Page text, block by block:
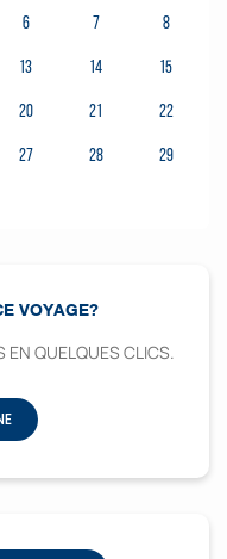
6 7 8
13 14 15
20 21 22
27 28 29
VOYAGE?
EN QUELQUES CLICS.